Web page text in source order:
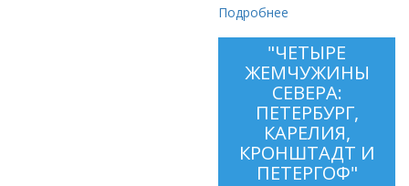
Подробнее
"ЧЕТЫРЕ
ЖЕМЧУЖИНЫ
СЕВЕРА:
ПЕТЕРБУРГ,
КАРЕЛИЯ,
КРОНШТАДТ И
ПЕТЕРГОФ"